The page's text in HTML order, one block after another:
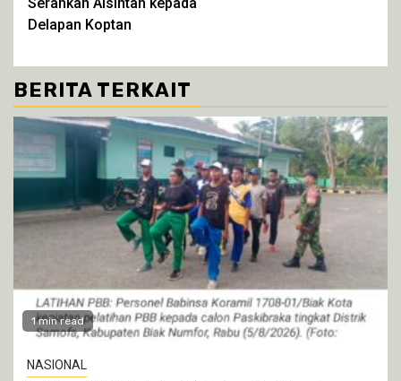
Delapan Koptan
BERITA TERKAIT
1 min read
NASIONAL